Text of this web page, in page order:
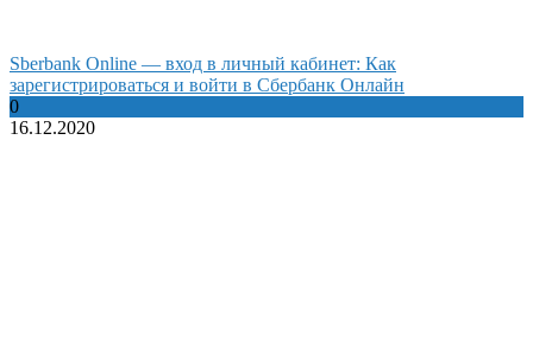
Sberbank Online — вход в личный кабинет: Как
зарегистрироваться и войти в Сбербанк Онлайн
0
16.12.2020